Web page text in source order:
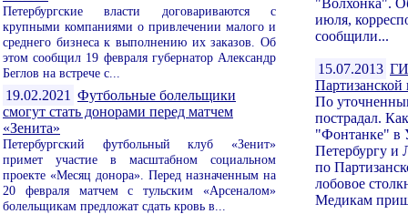
Петербургские власти договариваются с
крупными компаниями о привлечении малого и
среднего бизнеса к выполнению их заказов. Об
этом сообщил 19 февраля губернатор Александр
Беглов на встрече с...
19.02.2021 Футбольные болельщики
смогут стать донорами перед матчем
«Зенита»
Петербургский футбольный клуб «Зенит»
примет участие в масштабном социальном
проекте «Месяц донора». Перед назначенным на
20 февраля матчем с тульским «Арсеналом»
болельщикам предложат сдать кровь в...
"Волхонка".
июля,
сообщили...
15.07.2013
Партизанской
По
пострадал.
"Фонтанке"
Петербургу и
по
лобовое
Медикам